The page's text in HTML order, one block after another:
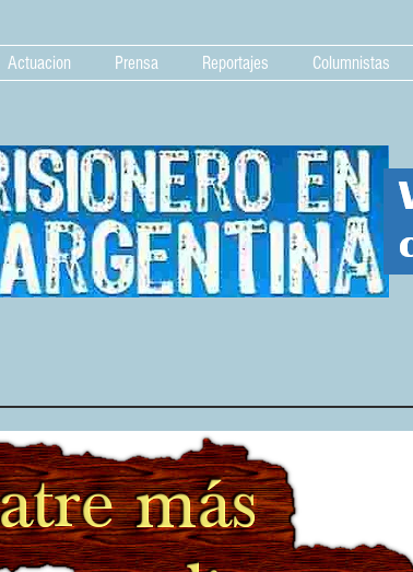
Actuacion Prensa Reportajes Columnistas